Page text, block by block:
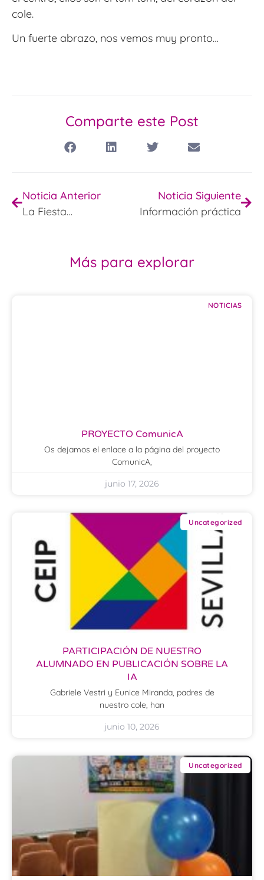
cole.
Un fuerte abrazo, nos vemos muy pronto…
Comparte este Post
Noticia Anterior
La Fiesta…
Noticia Siguiente
Información práctica
Más para explorar
NOTICIAS
PROYECTO ComunicA
Os dejamos el enlace a la página del proyecto
ComunicA,
junio 17, 2026
Uncategorized
PARTICIPACIÓN DE NUESTRO
ALUMNADO EN PUBLICACIÓN SOBRE LA
IA
Gabriele Vestri y Eunice Miranda, padres de
nuestro cole, han
junio 10, 2026
Uncategorized